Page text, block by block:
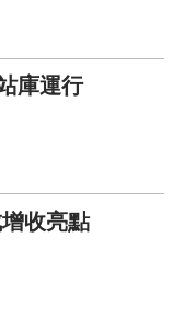
庫運行
收亮點